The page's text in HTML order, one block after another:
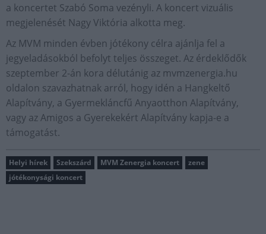
a koncertet Szabó Soma vezényli. A koncert vizuális
megjelenését Nagy Viktória alkotta meg.
Az MVM minden évben jótékony célra ajánlja fel a
jegyeladásokból befolyt teljes összeget. Az érdeklődők
szeptember 2-án kora délutánig az mvmzenergia.hu
oldalon szavazhatnak arról, hogy idén a Hangkeltő
Alapítvány, a Gyermekláncfű Anyaotthon Alapítvány,
vagy az Amigos a Gyerekekért Alapítvány kapja-e a
támogatást.
Helyi hírek Szekszárd MVM Zenergia koncert
zene
jótékonysági koncert